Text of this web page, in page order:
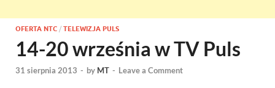
OFERTA NTC / TELEWIZJA PULS
14-20 września w TV Puls
31 sierpnia 2013 - by MT - Leave a Comment